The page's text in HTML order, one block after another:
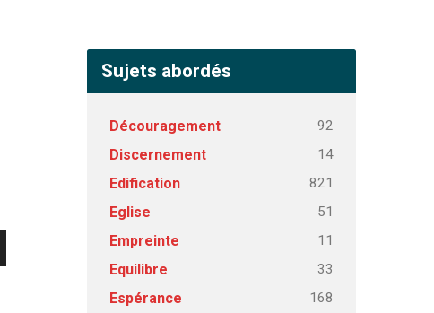
Sujets abordés
Découragement 92
Discernement 14
Edification 821
Eglise 51
Empreinte 11
Equilibre 33
Espérance 168